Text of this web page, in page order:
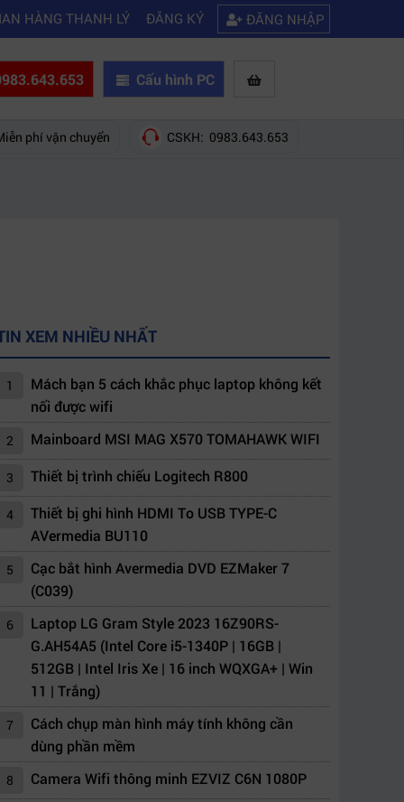
mua của hãng nào?| Mách bạn 5 cách khắc phục laptop không kết
HÀNG THANH LÝ ĐĂNG KÝ ĐĂNG NHẬP
Cấu hình PC
phí vận chuyển CSKH: 0983.643.653
XEM NHIỀU NHẤT
1
Mách bạn 5 cách khắc phục laptop không kết
nối được wifi
2 Mainboard MSI MAG X570 TOMAHAWK WIFI
3 Thiết bị trình chiếu Logitech R800
4
Thiết bị ghi hình HDMI To USB TYPE-C
AVermedia BU110
5
Cạc bắt hình Avermedia DVD EZMaker 7
(C039)
6
Laptop LG Gram Style 2023 16Z90RS-
G.AH54A5 (Intel Core i5-1340P | 16GB |
512GB | Intel Iris Xe | 16 inch WQXGA+ | Win
11 | Trắng)
7
Cách chụp màn hình máy tính không cần
dùng phần mềm
8 Camera Wifi thông minh EZVIZ C6N 1080P